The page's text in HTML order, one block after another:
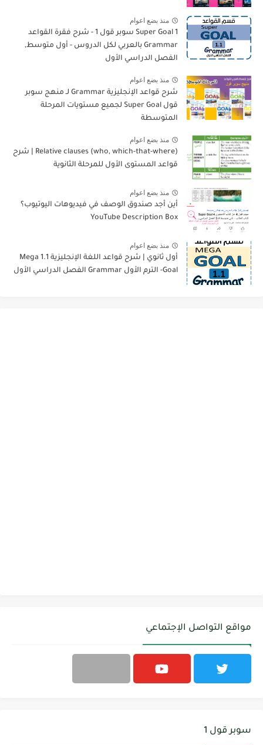
منذ بضع اعوام
Super Goal 1 سوبر قول 1 - شرح فقرة القواعد
Grammar بالعربي لكل الدروس - أول متوسط,
الفصل الدراسي الأول
منذ بضع اعوام
شرح قواعد الإنجليزية Grammar لـ منهج سوبر
قول Super Goal لجميع مستويات المرحلة
المتوسطة
منذ بضع اعوام
Relative clauses (who, which-that-where) | شرح
قواعد المستوى الأول للمرحلة الثانوية
منذ بضع اعوام
أين أجد صندوق الوصف في فيديوهات اليوتيوب؟
YouTube Description Box
منذ بضع اعوام
أول ثانوي | شرح قواعد اللغة الإنجليزية 1.1 Mega
Goal- الترم الأول Grammar الفصل الدراسي الأول
مواقع التواصل الإجتماعي
سوبر قول 1